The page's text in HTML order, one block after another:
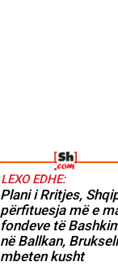
LEXO EDHE:
Plani i Rritjes,
përfituesja më e
fondeve të
në Ballkan,
mbeten kusht